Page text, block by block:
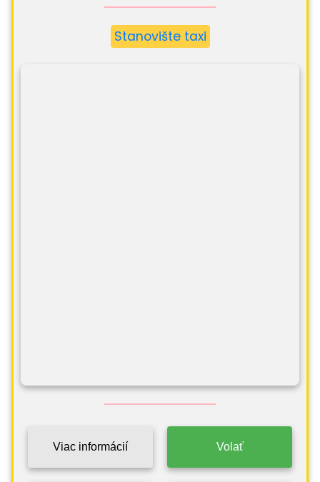
Stanovište taxi
Viac informácií Volať